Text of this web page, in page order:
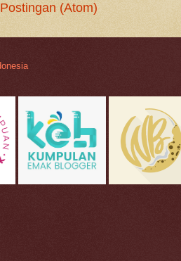
Postingan (Atom)